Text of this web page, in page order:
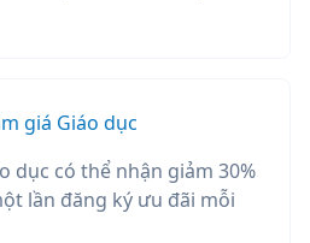
giá Giáo dục
dục có thể nhận giảm 30%
lần đăng ký ưu đãi mỗi